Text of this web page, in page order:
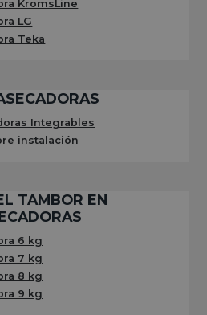
especialmente útil en hogares
para quienes buscan simplificar
CLAVE DE UNA
este equipo:
secadora:
KromsLine
LG
Teka
Integrables
instalación
TAMBOR EN
6 kg
7 kg
8 kg
9 kg